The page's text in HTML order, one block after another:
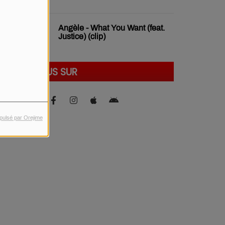
par Orejime
Angèle - What You Want (feat.
Justice) (clip)
SUIVEZ-NOUS SUR